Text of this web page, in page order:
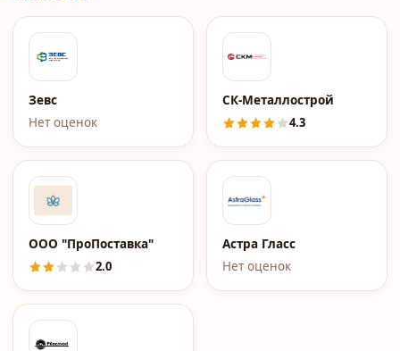
Зевс
Нет оценок
СК-Металлострой
4.3
ООО "ПроПоставка"
2.0
Астра Гласс
Нет оценок